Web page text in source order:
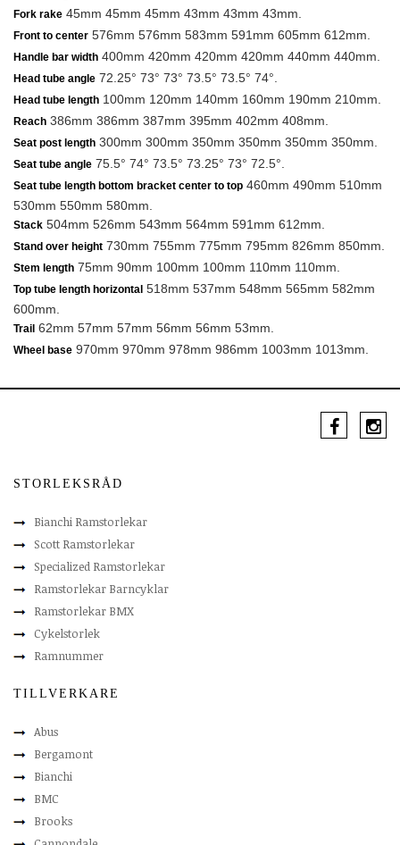
Fork rake 45mm 45mm 45mm 43mm 43mm 43mm.
Front to center 576mm 576mm 583mm 591mm 605mm 612mm.
Handle bar width 400mm 420mm 420mm 420mm 440mm 440mm.
Head tube angle 72.25° 73° 73° 73.5° 73.5° 74°.
Head tube length 100mm 120mm 140mm 160mm 190mm 210mm.
Reach 386mm 386mm 387mm 395mm 402mm 408mm.
Seat post length 300mm 300mm 350mm 350mm 350mm 350mm.
Seat tube angle 75.5° 74° 73.5° 73.25° 73° 72.5°.
Seat tube length bottom bracket center to top 460mm 490mm 510mm
530mm 550mm 580mm.
Stack 504mm 526mm 543mm 564mm 591mm 612mm.
Stand over height 730mm 755mm 775mm 795mm 826mm 850mm.
Stem length 75mm 90mm 100mm 100mm 110mm 110mm.
Top tube length horizontal 518mm 537mm 548mm 565mm 582mm
600mm.
Trail 62mm 57mm 57mm 56mm 56mm 53mm.
Wheel base 970mm 970mm 978mm 986mm 1003mm 1013mm.
STORLEKSRÅD
Bianchi Ramstorlekar
Scott Ramstorlekar
Specialized Ramstorlekar
Ramstorlekar Barncyklar
Ramstorlekar BMX
Cykelstorlek
Ramnummer
TILLVERKARE
Abus
Bergamont
Bianchi
BMC
Brooks